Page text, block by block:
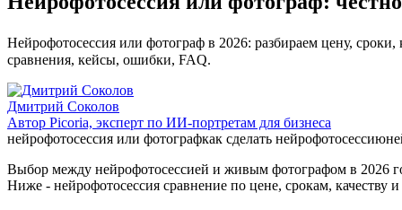
Нейрофотосессия или фотограф в 2026: разбираем цену,
сравнения, кейсы, ошибки, FAQ.
Дмитрий Соколов
Автор Picoria, эксперт по ИИ-портретам для бизнеса
нейрофотосессия или фотографкак сделать нейрофотосессию
Выбор между нейрофотосессией и живым фотографом в 2026
Ниже - нейрофотосессия сравнение по цене, срокам,